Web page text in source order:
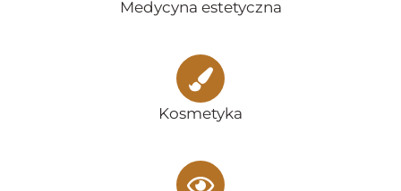
Medycyna estetyczna
Kosmetyka